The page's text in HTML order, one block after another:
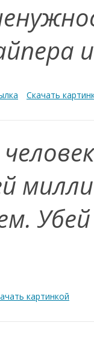
Скачать
картинкой